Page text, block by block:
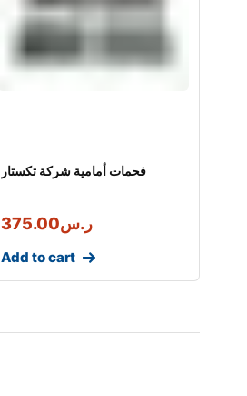
فحمات أمامية شركة تكستار
ر.س375.00
Add to cart